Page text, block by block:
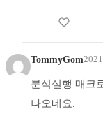
TommyGom
분석실행 매크
나오네요.